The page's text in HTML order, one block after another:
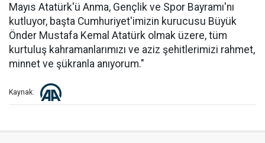
Mayıs Atatürk'ü Anma, Gençlik ve Spor Bayramı'nı
kutluyor, başta Cumhuriyet'imizin kurucusu Büyük
Önder Mustafa Kemal Atatürk olmak üzere, tüm
kurtuluş kahramanlarımızı ve aziz şehitlerimizi rahmet,
minnet ve şükranla anıyorum."
Kaynak: